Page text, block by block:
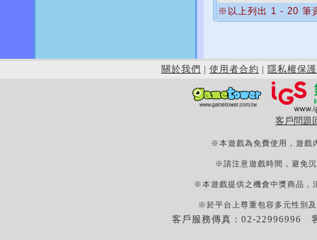
※以上列出 1 - 20 筆
關於我們 | 使用者合約 | 隱私權保護
客戶問題
※本遊戲為免費使用，遊戲
※請注意遊戲時間，避免
※本遊戲提供之機會中獎商品，
※於平台上尊重包容多元性別
客戶服務傳真：02-22996996